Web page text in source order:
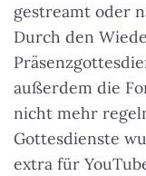
gestreamt oder
Durch den
außerdem die
nicht mehr
Gottesdienste
extra für